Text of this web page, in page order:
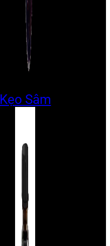
Kẹo Sâm